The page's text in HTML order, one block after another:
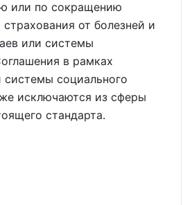
или по сокращению
от болезней и
или системы
в рамках
системы социального
исключаются из сферы
стандарта.